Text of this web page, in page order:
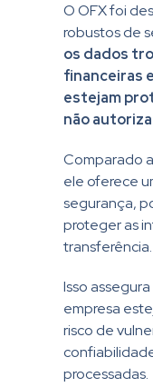
O OFX foi
robustos de
os dados
financeiras
estejam
não
Comparado
ele oferece
segurança,
proteger as
transferência.
Isso
empresa
risco de
processadas.